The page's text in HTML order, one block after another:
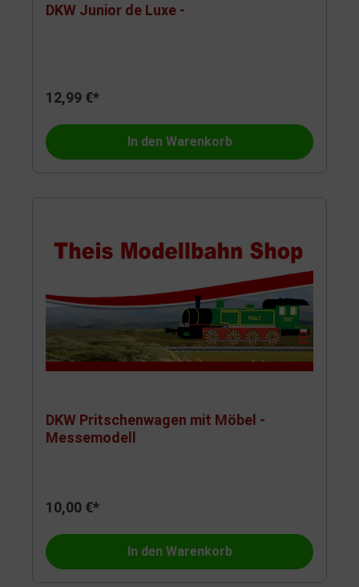
DKW Junior de Luxe -
12,99 €*
In den Warenkorb
DKW Pritschenwagen mit Möbel -
Messemodell
10,00 €*
In den Warenkorb